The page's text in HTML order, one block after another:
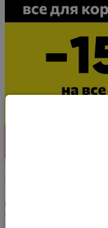
Уважаемые клиенты!
ремонта при единовременной
СТО "Кореана" по адресу: